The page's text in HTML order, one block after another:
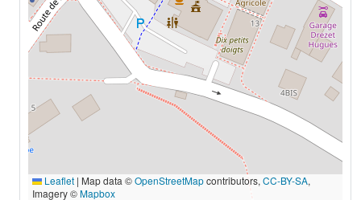
Leaflet | Map data ©OpenStreetMapcontributors, CC-BY-SA,
Imagery ©Mapbox